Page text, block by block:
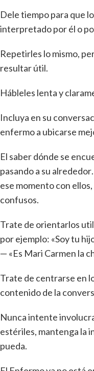
Dele tiempo para que
interpretado por él o
Repetirles lo mismo,
resultar útil.
Hábleles lenta y
Incluya en su
enfermo a ubicarse
El saber dónde se
pasando a su
ese momento con
confusos.
Trate de orientarlos
por ejemplo: «Soy tu
— «Es Mari Carmen la
Trate de centrarse en
contenido de la
Nunca intente
estériles, mantenga la
pueda.